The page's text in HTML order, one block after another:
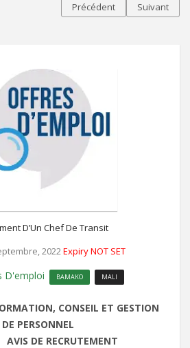
Précédent Suivant
D’Un Chef De Transit
2022 Expiry NOT SET
D'emploi BAMAKO MALI
CONSEIL ET GESTION
DE PERSONNEL
RECRUTEMENT